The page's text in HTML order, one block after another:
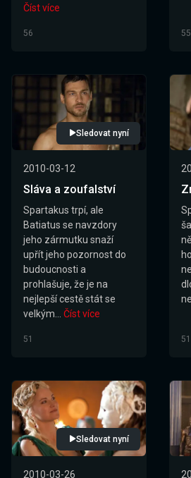
Číst více
56 55
Sledovat nyní
2010-03-12
Sláva a zoufalství
Spartakus trpí, ale
Batiatus se navzdory
jeho zármutku snaží
upřít jeho pozornost do
budoucnosti a
prohlašuje, že je na
nejlepší cestě stát se
velkým... Číst více
51 51
Sledovat nyní
2010-03-26